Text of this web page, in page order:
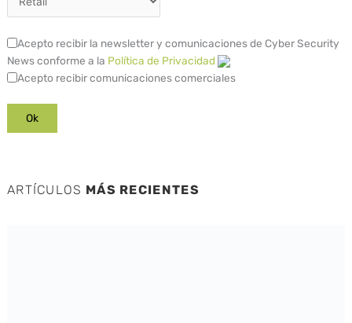
Acepto recibir la newsletter y comunicaciones de Cyber Security
News conforme a la Política de Privacidad
Acepto recibir comunicaciones comerciales
ARTÍCULOS MÁS RECIENTES